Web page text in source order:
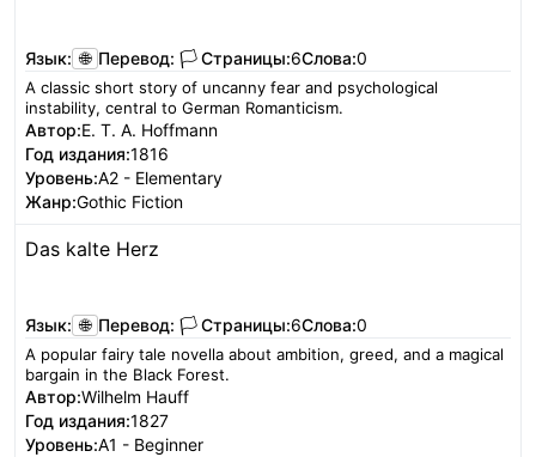
Язык: 🌐 Перевод: 🏳️ Страницы:6Слова:0
A classic short story of uncanny fear and psychological
instability, central to German Romanticism.
Автор:E. T. A. Hoffmann
Год издания:1816
Уровень:A2 - Elementary
Жанр:Gothic Fiction
Das kalte Herz
Язык: 🌐 Перевод: 🏳️ Страницы:6Слова:0
A popular fairy tale novella about ambition, greed, and a magical
bargain in the Black Forest.
Автор:Wilhelm Hauff
Год издания:1827
Уровень:A1 - Beginner